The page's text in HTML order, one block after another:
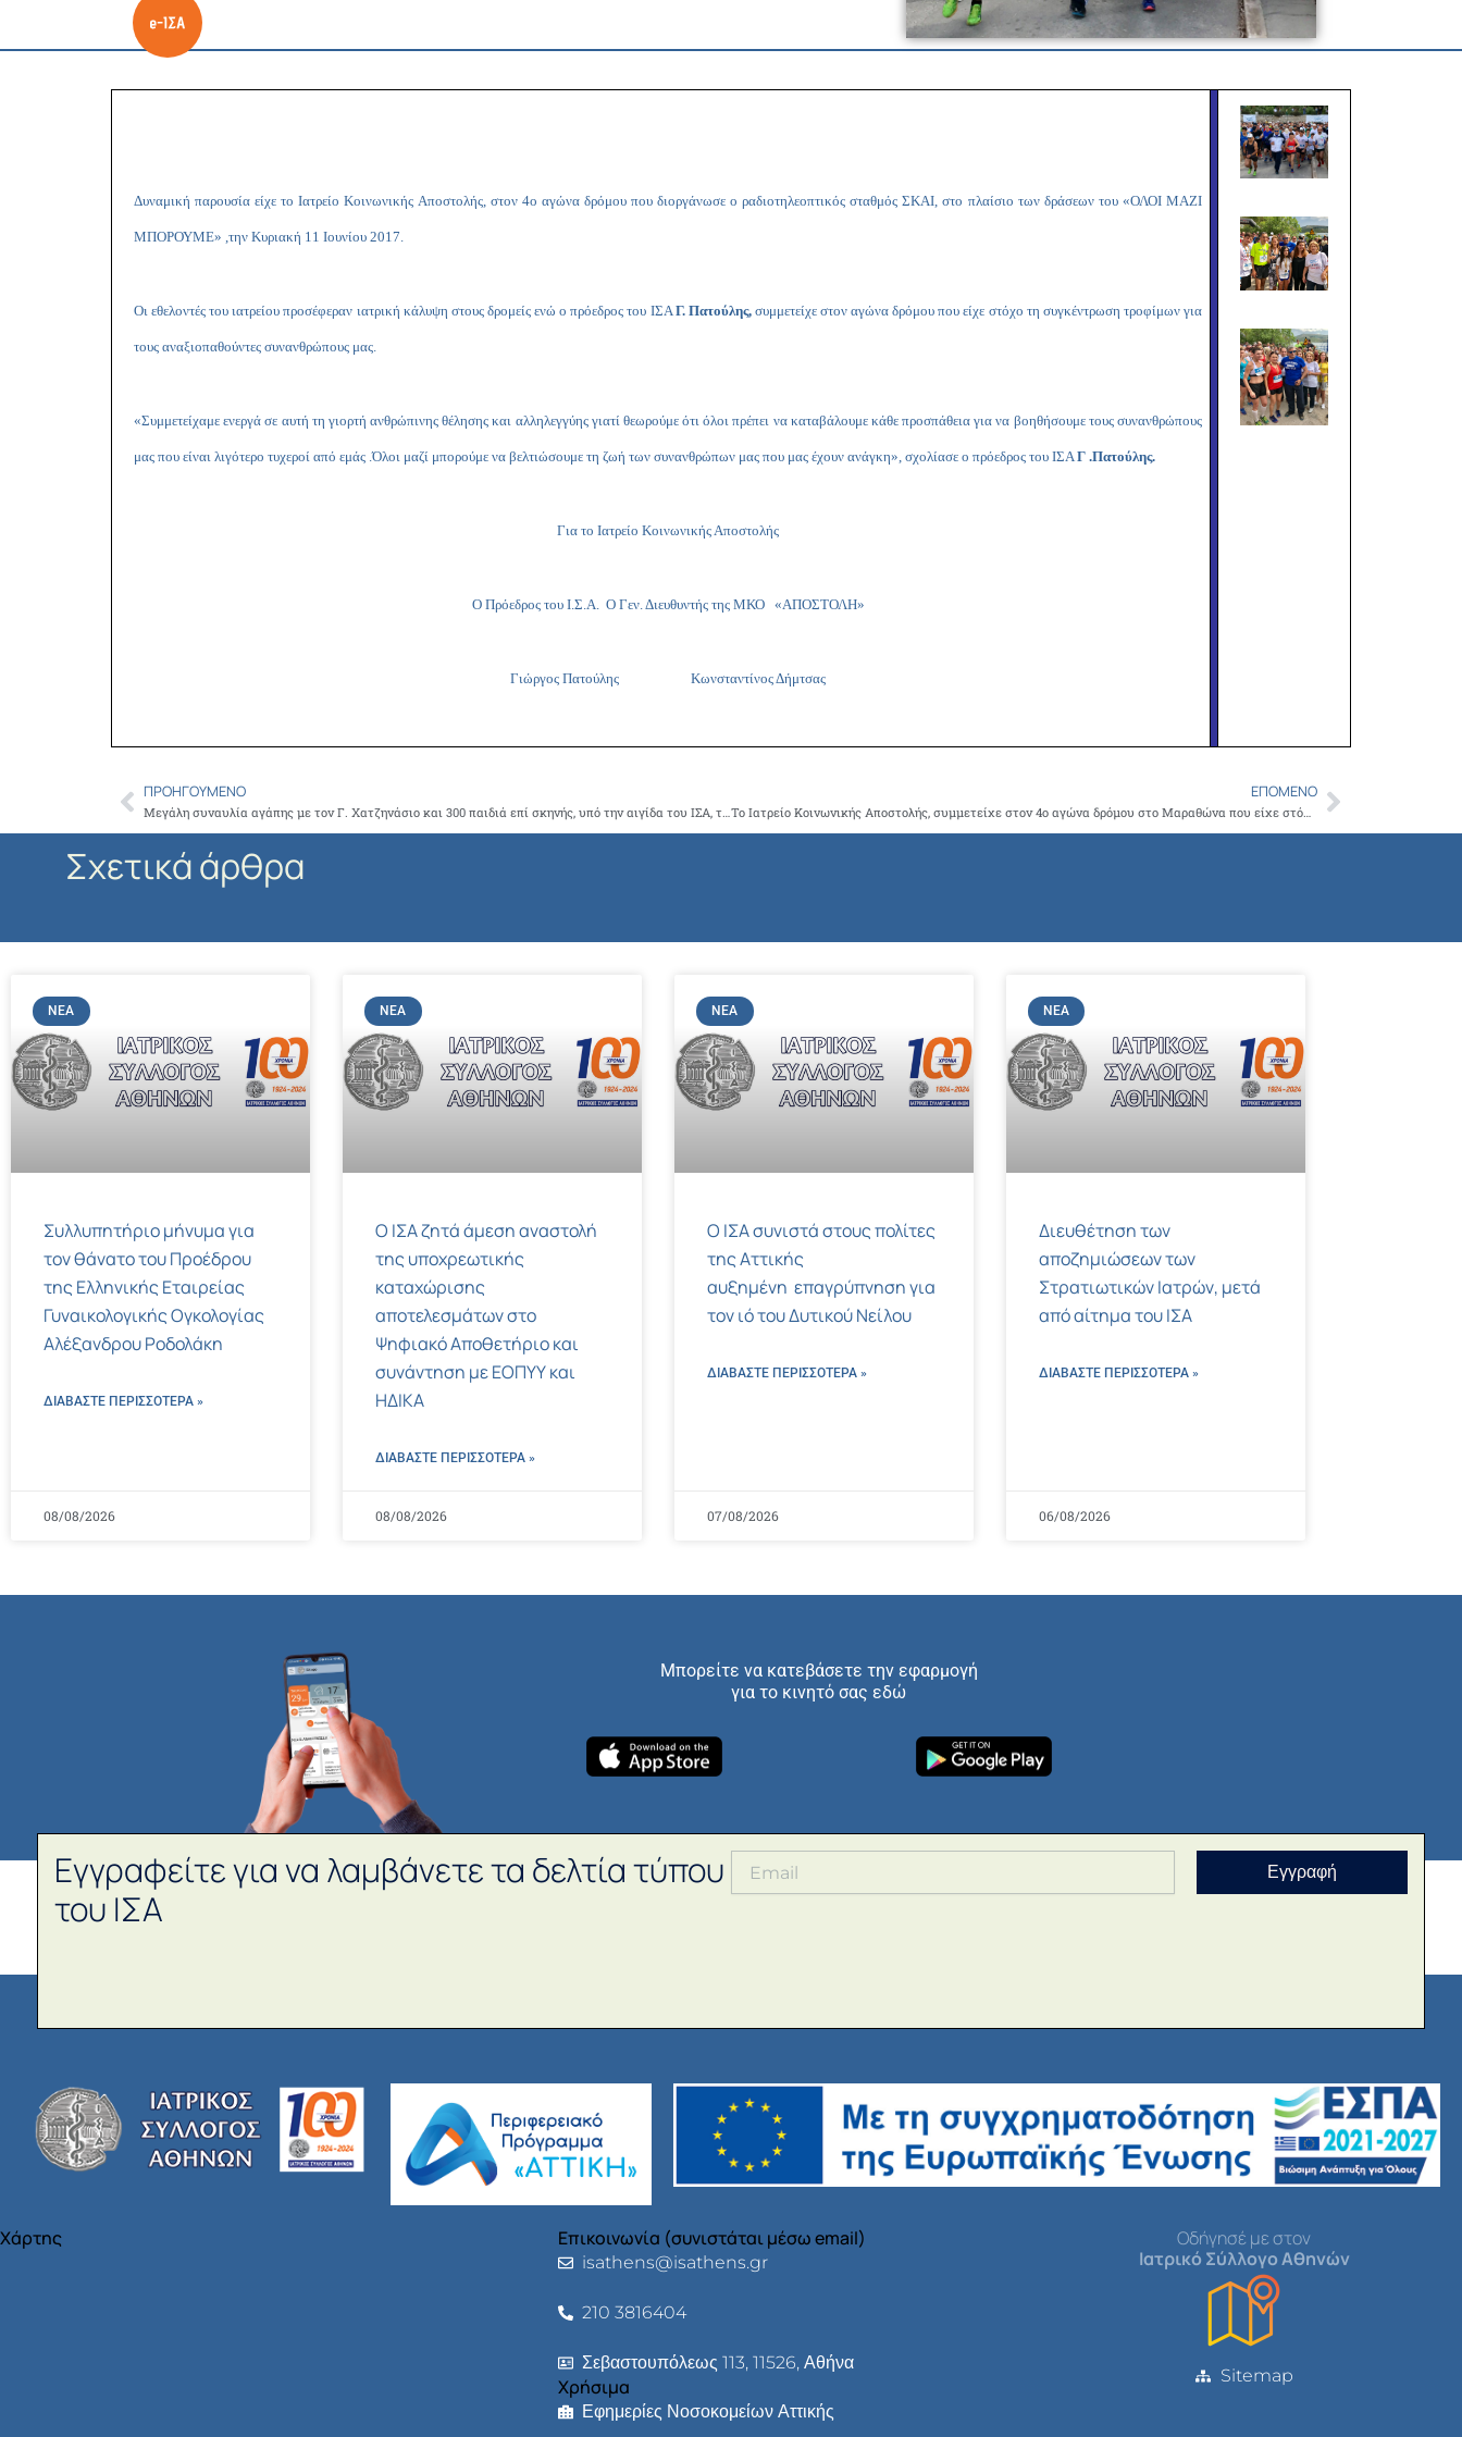
Δυναμική παρουσία είχε το Ιατρείο Κοινωνικής Αποστολής, στον 4ο αγώνα δρόμου που διοργάνωσε ο ραδιοτηλεοπτικός σταθμός ΣΚΑΙ, στο πλαίσιο των δράσεων του «ΟΛΟΙ ΜΑΖΙ
ΜΠΟΡΟΥΜΕ» ,την Κυριακή 11 Ιουνίου 2017.
Οι εθελοντές του ιατρείου προσέφεραν ιατρική κάλυψη στους δρομείς ενώ ο πρόεδρος του ΙΣΑΓ. Πατούλης, συμμετείχε στον αγώνα δρόμου που είχε στόχο τη συγκέντρωση τροφίμων για
τους αναξιοπαθούντες συνανθρώπους μας.
«Συμμετείχαμε ενεργά σε αυτή τη γιορτή ανθρώπινης θέλησης και αλληλεγγύης γιατί θεωρούμε ότι όλοι πρέπει να καταβάλουμε κάθε προσπάθεια για να βοηθήσουμε τους συνανθρώπους
μας που είναι λιγότερο τυχεροί από εμάς .Όλοι μαζί μπορούμε να βελτιώσουμε τη ζωή των συνανθρώπων μας που μας έχουν ανάγκη», σχολίασε ο πρόεδρος του ΙΣΑΓ .Πατούλης.
Για το Ιατρείο Κοινωνικής Αποστολής
Ο Πρόεδρος του Ι.Σ.Α. Ο Γεν. Διευθυντής της ΜΚΟ «ΑΠΟΣΤΟΛΗ»
Γιώργος Πατούλης Κωνσταντίνος Δήμτσας
Prev
ΠΡΟΗΓΟΎΜΕΝΟ
Μεγάλη συναυλία αγάπης με τον Γ. Χατζηνάσιο και 300 παιδιά επί σκηνής, υπό την αιγίδα του ΙΣΑ, την Πέμπτη 15 Ιουνίου 2017, ώρα 19:30, Στοά Καλατράβα ΟΑΚΑ
ΕΠΌΜΕΝΟ
Το Ιατρείο Κοινωνικής Αποστολής, συμμετείχε στον 4ο αγώνα δρόμου στο Μαραθώνα που είχε στόχο τη συγκέντρωση τροφίμων, για τους αναξιοπαθούντες συνανθρώπους μας Next
Σχετικά άρθρα
ΝΈΑ
Συλλυπητήριο μήνυμα για
τον θάνατο του Προέδρου
της Ελληνικής Εταιρείας
Γυναικολογικής Ογκολογίας
Αλέξανδρου Ροδολάκη
ΔΙΑΒΑΣΤΕ ΠΕΡΙΣΣΌΤΕΡΑ »
08/08/2026
ΝΈΑ
Ο ΙΣΑ ζητά άμεση αναστολή
της υποχρεωτικής
καταχώρισης
αποτελεσμάτων στο
Ψηφιακό Αποθετήριο και
συνάντηση με ΕΟΠΥΥ και
ΗΔΙΚΑ
ΔΙΑΒΑΣΤΕ ΠΕΡΙΣΣΌΤΕΡΑ »
08/08/2026
ΝΈΑ
Ο ΙΣΑ συνιστά στους πολίτες
της Αττικής
αυξημένη επαγρύπνηση για
τον ιό του Δυτικού Νείλου
ΔΙΑΒΑΣΤΕ ΠΕΡΙΣΣΌΤΕΡΑ »
07/08/2026
ΝΈΑ
Διευθέτηση των
αποζημιώσεων των
Στρατιωτικών Ιατρών, μετά
από αίτημα του ΙΣΑ
ΔΙΑΒΑΣΤΕ ΠΕΡΙΣΣΌΤΕΡΑ »
06/08/2026
Μπορείτε να κατεβάσετε την εφαρμογή
για το κινητό σας εδώ
Εγγραφείτε για να λαμβάνετε τα δελτία τύπου
του ΙΣΑ
Εγγραφή
Χάρτης Επικοινωνία (συνιστάται μέσω email)
isathens@isathens.gr
210 3816404
Σεβαστουπόλεως 113, 11526, Αθήνα
Χρήσιμα
Εφημερίες Νοσοκομείων Αττικής
Οδήγησέ με στον
Ιατρικό Σύλλογο Αθηνών
Sitemap